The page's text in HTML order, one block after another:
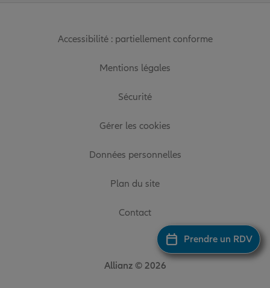
Prendre un RDV
Accessibilité : partiellement conforme
Mentions légales
Sécurité
Gérer les cookies
Données personnelles
Plan du site
Contact
Allianz © 2026